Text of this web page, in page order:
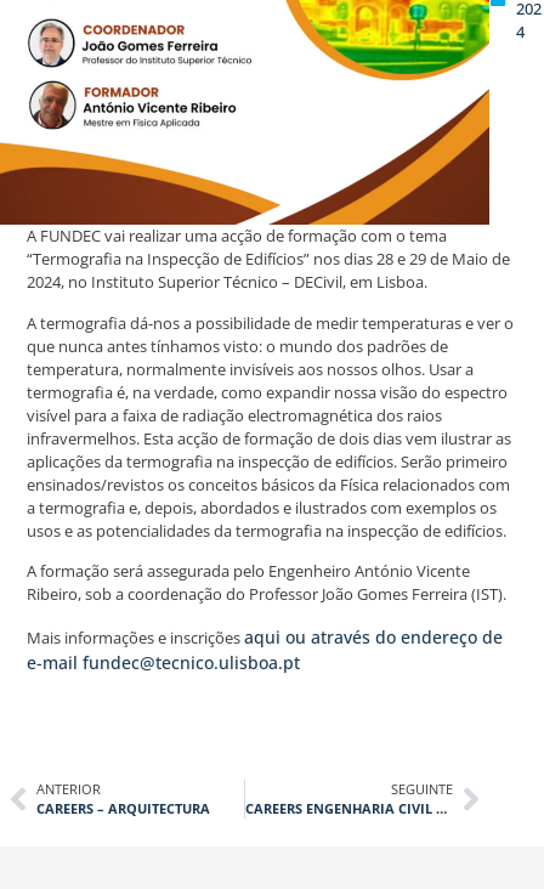
202
4
A FUNDEC vai realizar uma acção de formação com o tema
“Termografia na Inspecção de Edifícios” nos dias 28 e 29 de Maio de
2024, no Instituto Superior Técnico – DECivil, em Lisboa.
A termografia dá-nos a possibilidade de medir temperaturas e ver o
que nunca antes tínhamos visto: o mundo dos padrões de
temperatura, normalmente invisíveis aos nossos olhos. Usar a
termografia é, na verdade, como expandir nossa visão do espectro
visível para a faixa de radiação electromagnética dos raios
infravermelhos. Esta acção de formação de dois dias vem ilustrar as
aplicações da termografia na inspecção de edifícios. Serão primeiro
ensinados/revistos os conceitos básicos da Física relacionados com
a termografia e, depois, abordados e ilustrados com exemplos os
usos e as potencialidades da termografia na inspecção de edifícios.
A formação será assegurada pelo Engenheiro António Vicente
Ribeiro, sob a coordenação do Professor João Gomes Ferreira (IST).
Mais informações e inscriçõesaqui ou através do endereço de
e-mail fundec@tecnico.ulisboa.pt
ANTERIOR
CAREERS – ARQUITECTURA
SEGUINTE
CAREERS ENGENHARIA CIVIL E ELETROTÉCNICA